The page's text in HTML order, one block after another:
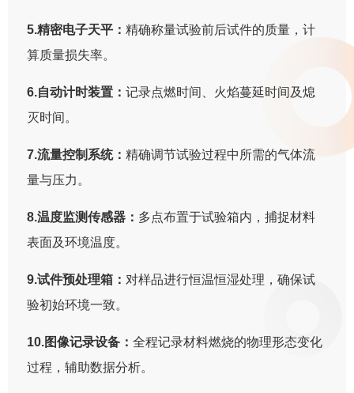
5.精密电子天平：精确称量试验前后试件的质量，计
算质量损失率。
6.自动计时装置：记录点燃时间、火焰蔓延时间及熄
灭时间。
7.流量控制系统：精确调节试验过程中所需的气体流
量与压力。
8.温度监测传感器： 多点布置于试验箱内，捕捉材料
表面及环境温度。
9.试件预处理箱： 对样品进行恒温恒湿处理，确保试
验初始环境一致。
10.图像记录设备：全程记录材料燃烧的物理形态变化
过程，辅助数据分析。